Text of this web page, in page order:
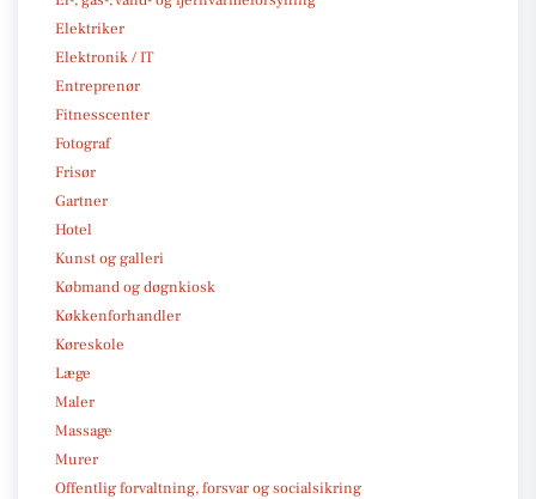
Elektriker
Elektronik / IT
Entreprenør
Fitnesscenter
Fotograf
Frisør
Gartner
Hotel
Kunst og galleri
Købmand og døgnkiosk
Køkkenforhandler
Køreskole
Læge
Maler
Massage
Murer
Offentlig forvaltning, forsvar og socialsikring